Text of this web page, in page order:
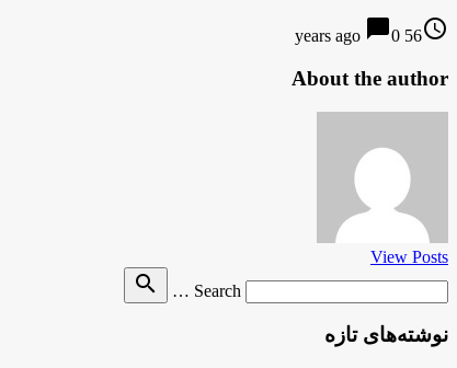
access_time
56 years ago
chat_bubble0
About the author
View Posts
Search …
search
نوشته‌های تازه